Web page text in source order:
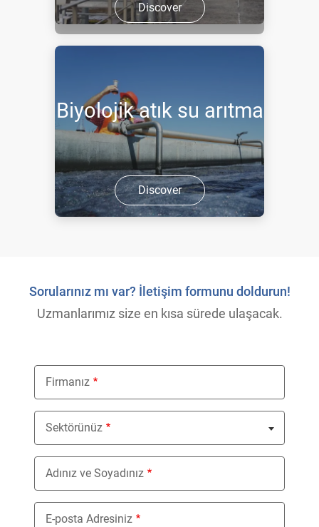
Discover
Biyolojik atık su arıtma
Discover
Sorularınız mı var? İletişim formunu doldurun!
Uzmanlarımız size en kısa sürede ulaşacak.
Firmanız
Sektörünüz
Nothing selected
Adınız ve Soyadınız
E-posta Adresiniz